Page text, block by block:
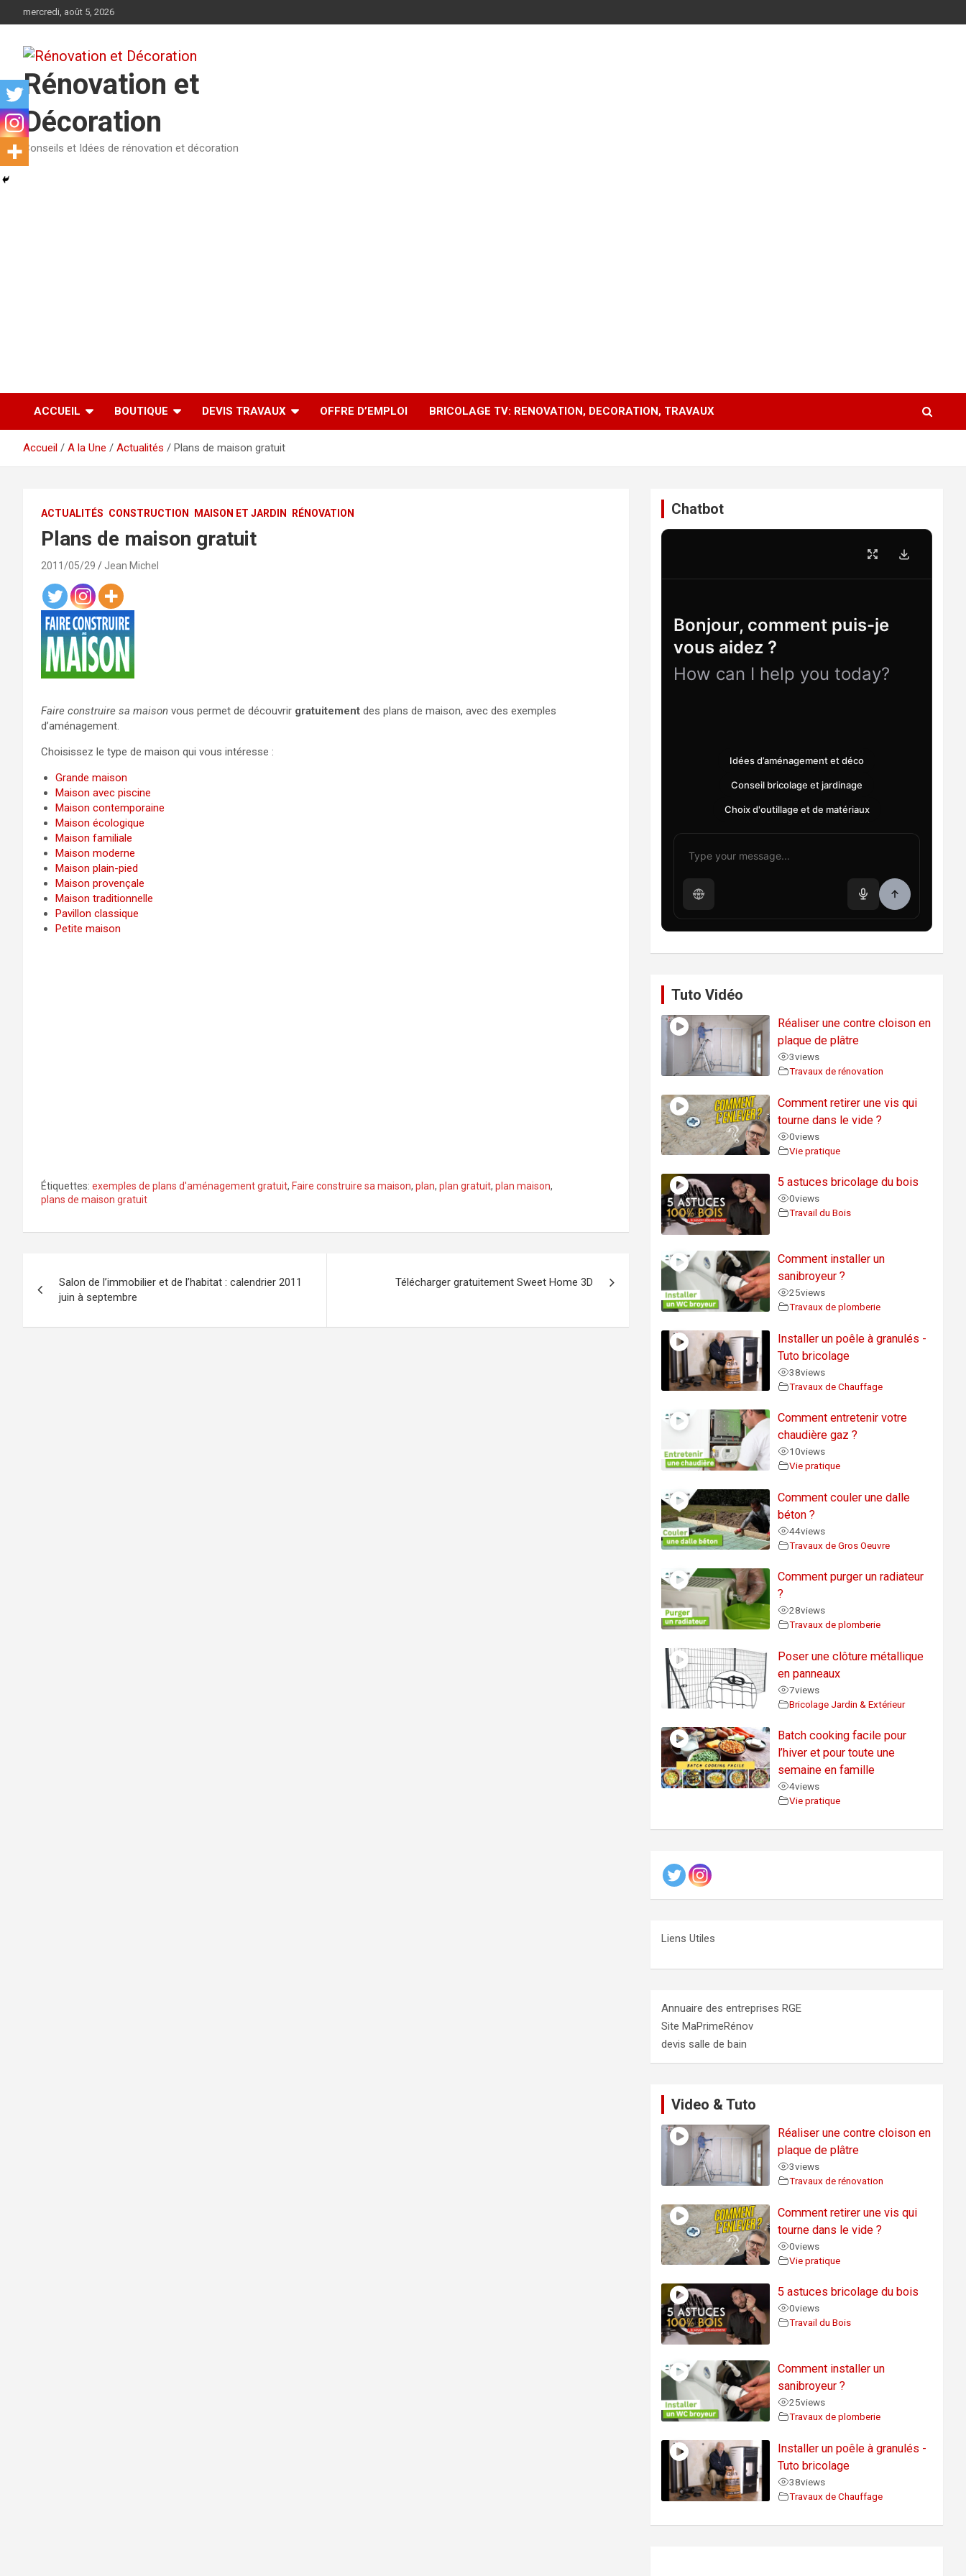
au
mercredi, août 5, 2026
Rénovation et
Décoration
Conseils et Idées de rénovation et décoration
ACCUEIL BOUTIQUE DEVIS TRAVAUX OFFRE D’EMPLOI BRICOLAGE TV: RENOVATION, DECORATION, TRAVAUX
Accueil A la Une Actualités Plans de maison gratuit
ACTUALITÉS CONSTRUCTION MAISON ET JARDIN RÉNOVATION
Plans de maison gratuit
2011/05/29 Jean Michel
Faire construire sa maison vous permet de découvrir gratuitement des plans de maison, avec des exemples
d’aménagement.
Choisissez le type de maison qui vous intéresse :
Grande maison
Maison avec piscine
Maison contemporaine
Maison écologique
Maison familiale
Maison moderne
Maison plain-pied
Maison provençale
Maison traditionnelle
Pavillon classique
Petite maison
Étiquettes: exemples de plans d'aménagement gratuit, Faire construire sa maison, plan, plan gratuit, plan maison,
plans de maison gratuit
de
l’article
Salon de l’immobilier et de l’habitat : calendrier 2011
juin à septembre
Télécharger gratuitement Sweet Home 3D
Chatbot
Bonjour, comment puis-je
vous aidez ?
How can I help you today?
Idées d’aménagement et déco
Conseil bricolage et jardinage
Choix d'outillage et de matériaux
Tuto Vidéo
Réaliser une contre cloison en
plaque de plâtre
3views
Travaux de rénovation
Comment retirer une vis qui
tourne dans le vide ?
0views
Vie pratique
5 astuces bricolage du bois
0views
Travail du Bois
Comment installer un
sanibroyeur ?
25views
Travaux de plomberie
Installer un poêle à granulés -
Tuto bricolage
38views
Travaux de Chauffage
Comment entretenir votre
chaudière gaz ?
10views
Vie pratique
Comment couler une dalle
béton ?
44views
Travaux de Gros Oeuvre
Comment purger un radiateur
?
28views
Travaux de plomberie
Poser une clôture métallique
en panneaux
7views
Bricolage Jardin & Extérieur
Batch cooking facile pour
l’hiver et pour toute une
semaine en famille
4views
Vie pratique
Liens Utiles
Annuaire des entreprises RGE
Site MaPrimeRénov
devis salle de bain
Video & Tuto
Réaliser une contre cloison en
plaque de plâtre
3views
Travaux de rénovation
Comment retirer une vis qui
tourne dans le vide ?
0views
Vie pratique
5 astuces bricolage du bois
0views
Travail du Bois
Comment installer un
sanibroyeur ?
25views
Travaux de plomberie
Installer un poêle à granulés -
Tuto bricolage
38views
Travaux de Chauffage